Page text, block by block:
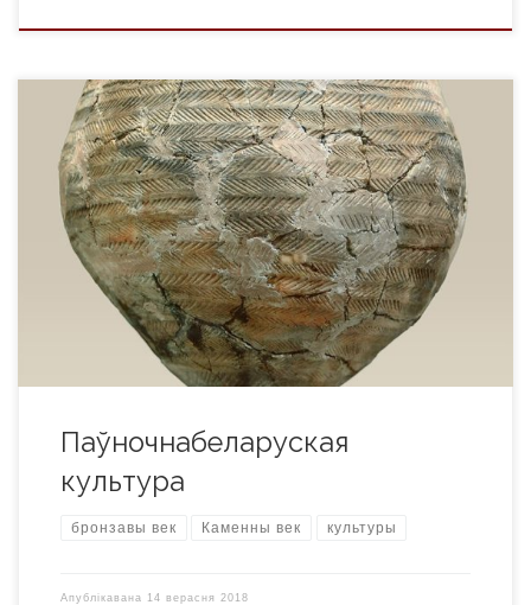
Археалагiчная культура плямён позняга неаліту і ранняга
бронзавага веку, якая займала тэрыторыю сучасных
Віцебскай, Паўночнай Мінскай, Паўднёвай Пскоўскай
абласцей і ў суседніх з імі рэгіёнаў. Сфарміравалася на
аснове крывінскага варыянта нарвенскай культуры і пад
уплывам культур шнуравой керамікі. Адметнай
асаблiвасцю культуры на ранняй стадыі з’яўляюцца вялікі
вострадонны посуд са зведзеным […]
Паўночнабеларуская
культура
бронзавы век Каменны век культуры
Апублікавана 14 верасня 2018